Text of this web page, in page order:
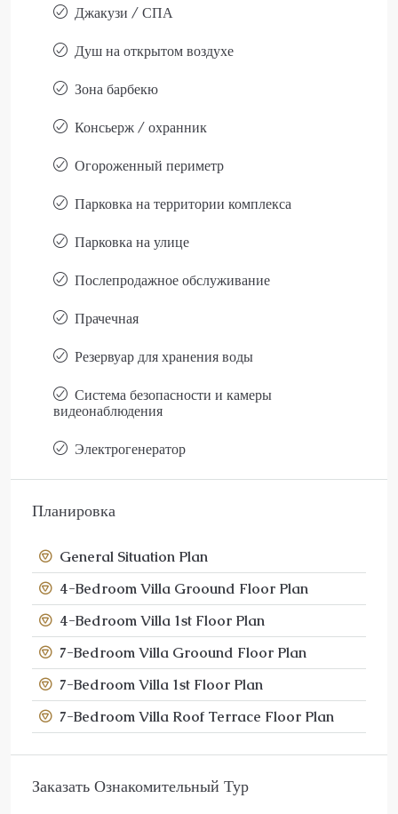
Джакузи / СПА
Душ на открытом воздухе
Зона барбекю
Консьерж / охранник
Огороженный периметр
Парковка на территории комплекса
Парковка на улице
Послепродажное обслуживание
Прачечная
Резервуар для хранения воды
Система безопасности и камеры
видеонаблюдения
Электрогенератор
Планировка
General Situation Plan
4-Bedroom Villa Groound Floor Plan
4-Bedroom Villa 1st Floor Plan
7-Bedroom Villa Groound Floor Plan
7-Bedroom Villa 1st Floor Plan
7-Bedroom Villa Roof Terrace Floor Plan
Заказать Ознакомительный Тур